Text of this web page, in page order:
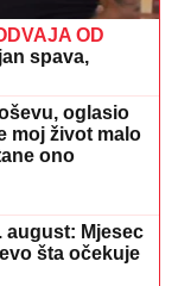
OD
spava,
oglasio
moj život malo
ono
august: Mjesec
šta očekuje